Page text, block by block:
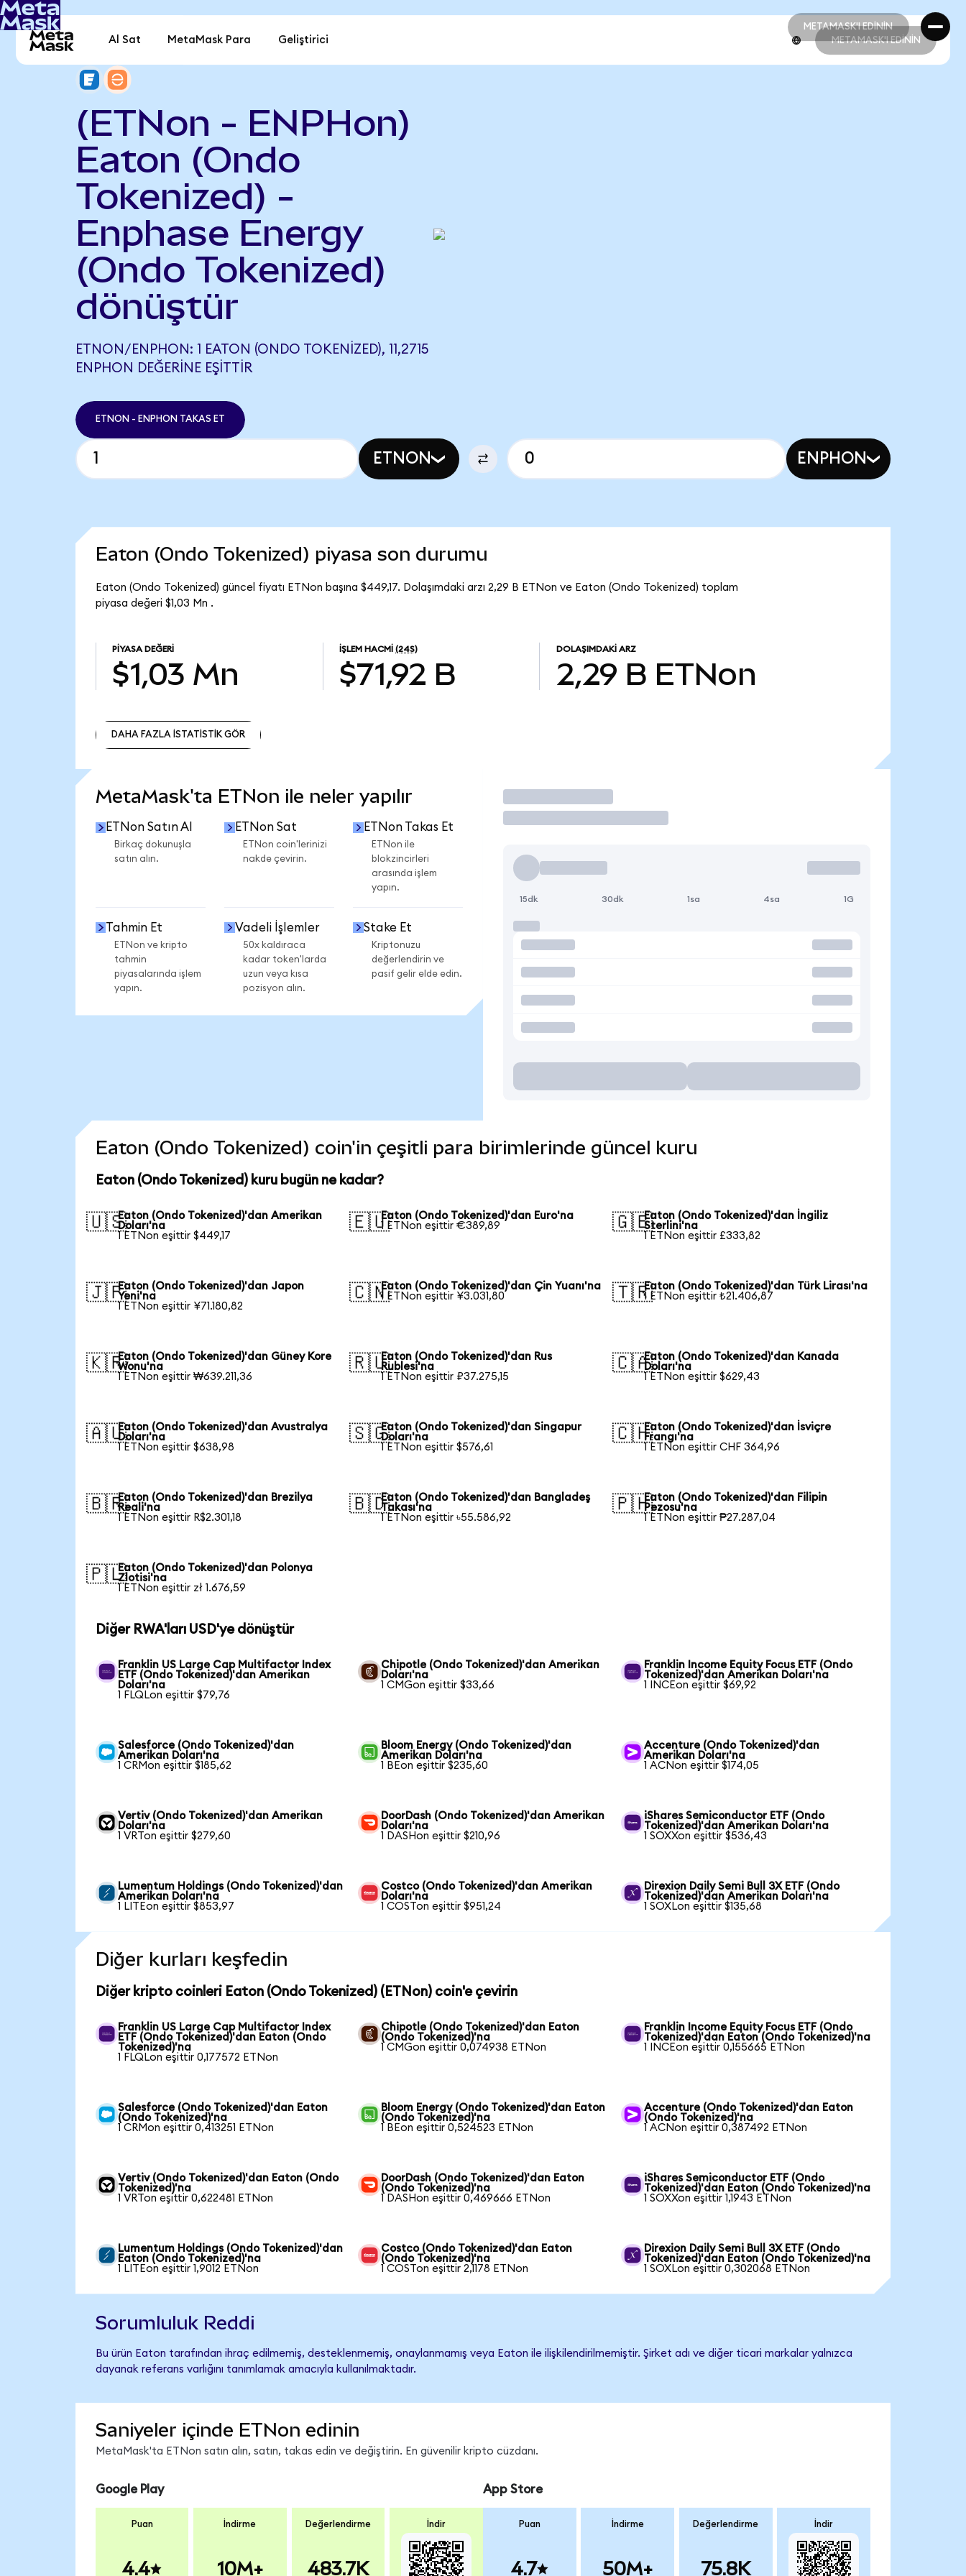
METAMASK'I EDİNİN
METAMASK'I EDİNİN
Al Sat MetaMask Para Geliştirici METAMASK'I EDİNİN
(ETNon - ENPHon)
Eaton (Ondo
Tokenized) -
Enphase Energy
(Ondo Tokenized)
dönüştür
ETNON/ENPHON: 1 EATON (ONDO TOKENIZED), 11,2715
ENPHON DEĞERINE EŞITTIR
ETNON - ENPHON TAKAS ET
ETNON ENPHON
Eaton (Ondo Tokenized) piyasa son durumu
Eaton (Ondo Tokenized) güncel fiyatı ETNon başına $449,17. Dolaşımdaki arzı 2,29 B ETNon ve Eaton (Ondo Tokenized) toplam
piyasa değeri $1,03 Mn .
PIYASA DEĞERI
$1,03 Mn
İŞLEM HACMI (24S)
$71,92 B
DOLAŞIMDAKI ARZ
2,29 B ETNon
DAHA FAZLA İSTATİSTİK GÖR
MetaMask'ta ETNon ile neler yapılır
ETNon Satın Al
Birkaç dokunuşla
satın alın.
ETNon Sat
ETNon coin'lerinizi
nakde çevirin.
ETNon Takas Et
ETNon ile
blokzincirleri
arasında işlem
yapın.
Tahmin Et
ETNon ve kripto
tahmin
piyasalarında işlem
yapın.
Vadeli İşlemler
50x kaldıraca
kadar token'larda
uzun veya kısa
pozisyon alın.
Stake Et
Kriptonuzu
değerlendirin ve
pasif gelir elde edin.
İşlem Yap
15dk 30dk 1sa 4sa 1G
Eaton (Ondo Tokenized) coin'in çeşitli para birimlerinde güncel kuru
Eaton (Ondo Tokenized) kuru bugün ne kadar?
🇺🇸Eaton (Ondo Tokenized)'dan Amerikan
Doları'na
1 ETNon eşittir $449,17
🇪🇺Eaton (Ondo Tokenized)'dan Euro'na
1 ETNon eşittir €389,89
🇬🇧Eaton (Ondo Tokenized)'dan İngiliz
Sterlini'na
1 ETNon eşittir £333,82
🇯🇵Eaton (Ondo Tokenized)'dan Japon
Yeni'na
1 ETNon eşittir ¥71.180,82
🇨🇳Eaton (Ondo Tokenized)'dan Çin Yuanı'na
1 ETNon eşittir ¥3.031,80
🇹🇷Eaton (Ondo Tokenized)'dan Türk Lirası'na
1 ETNon eşittir ₺21.406,87
🇰🇷Eaton (Ondo Tokenized)'dan Güney Kore
Wonu'na
1 ETNon eşittir ₩639.211,36
🇷🇺Eaton (Ondo Tokenized)'dan Rus
Rublesi'na
1 ETNon eşittir ₽37.275,15
🇨🇦Eaton (Ondo Tokenized)'dan Kanada
Doları'na
1 ETNon eşittir $629,43
🇦🇺Eaton (Ondo Tokenized)'dan Avustralya
Doları'na
1 ETNon eşittir $638,98
🇸🇬Eaton (Ondo Tokenized)'dan Singapur
Doları'na
1 ETNon eşittir $576,61
🇨🇭Eaton (Ondo Tokenized)'dan İsviçre
Frangı'na
1 ETNon eşittir CHF 364,96
🇧🇷Eaton (Ondo Tokenized)'dan Brezilya
Reali'na
1 ETNon eşittir R$2.301,18
🇧🇩Eaton (Ondo Tokenized)'dan Bangladeş
Takası'na
1 ETNon eşittir ৳55.586,92
🇵🇭Eaton (Ondo Tokenized)'dan Filipin
Pezosu'na
1 ETNon eşittir ₱27.287,04
🇵🇱Eaton (Ondo Tokenized)'dan Polonya
Zlotisi'na
1 ETNon eşittir zł 1.676,59
Diğer RWA'ları USD'ye dönüştür
Franklin US Large Cap Multifactor Index
ETF (Ondo Tokenized)'dan Amerikan
Doları'na
1 FLQLon eşittir $79,76
Chipotle (Ondo Tokenized)'dan Amerikan
Doları'na
1 CMGon eşittir $33,66
Franklin Income Equity Focus ETF (Ondo
Tokenized)'dan Amerikan Doları'na
1 INCEon eşittir $69,92
Salesforce (Ondo Tokenized)'dan
Amerikan Doları'na
1 CRMon eşittir $185,62
Bloom Energy (Ondo Tokenized)'dan
Amerikan Doları'na
1 BEon eşittir $235,60
Accenture (Ondo Tokenized)'dan
Amerikan Doları'na
1 ACNon eşittir $174,05
Vertiv (Ondo Tokenized)'dan Amerikan
Doları'na
1 VRTon eşittir $279,60
DoorDash (Ondo Tokenized)'dan Amerikan
Doları'na
1 DASHon eşittir $210,96
iShares Semiconductor ETF (Ondo
Tokenized)'dan Amerikan Doları'na
1 SOXXon eşittir $536,43
Lumentum Holdings (Ondo Tokenized)'dan
Amerikan Doları'na
1 LITEon eşittir $853,97
Costco (Ondo Tokenized)'dan Amerikan
Doları'na
1 COSTon eşittir $951,24
Direxion Daily Semi Bull 3X ETF (Ondo
Tokenized)'dan Amerikan Doları'na
1 SOXLon eşittir $135,68
Diğer kurları keşfedin
Diğer kripto coinleri Eaton (Ondo Tokenized) (ETNon) coin'e çevirin
Franklin US Large Cap Multifactor Index
ETF (Ondo Tokenized)'dan Eaton (Ondo
Tokenized)'na
1 FLQLon eşittir 0,177572 ETNon
Chipotle (Ondo Tokenized)'dan Eaton
(Ondo Tokenized)'na
1 CMGon eşittir 0,074938 ETNon
Franklin Income Equity Focus ETF (Ondo
Tokenized)'dan Eaton (Ondo Tokenized)'na
1 INCEon eşittir 0,155665 ETNon
Salesforce (Ondo Tokenized)'dan Eaton
(Ondo Tokenized)'na
1 CRMon eşittir 0,413251 ETNon
Bloom Energy (Ondo Tokenized)'dan Eaton
(Ondo Tokenized)'na
1 BEon eşittir 0,524523 ETNon
Accenture (Ondo Tokenized)'dan Eaton
(Ondo Tokenized)'na
1 ACNon eşittir 0,387492 ETNon
Vertiv (Ondo Tokenized)'dan Eaton (Ondo
Tokenized)'na
1 VRTon eşittir 0,622481 ETNon
DoorDash (Ondo Tokenized)'dan Eaton
(Ondo Tokenized)'na
1 DASHon eşittir 0,469666 ETNon
iShares Semiconductor ETF (Ondo
Tokenized)'dan Eaton (Ondo Tokenized)'na
1 SOXXon eşittir 1,1943 ETNon
Lumentum Holdings (Ondo Tokenized)'dan
Eaton (Ondo Tokenized)'na
1 LITEon eşittir 1,9012 ETNon
Costco (Ondo Tokenized)'dan Eaton
(Ondo Tokenized)'na
1 COSTon eşittir 2,1178 ETNon
Direxion Daily Semi Bull 3X ETF (Ondo
Tokenized)'dan Eaton (Ondo Tokenized)'na
1 SOXLon eşittir 0,302068 ETNon
Sorumluluk Reddi
Bu ürün Eaton tarafından ihraç edilmemiş, desteklenmemiş, onaylanmamış veya Eaton ile ilişkilendirilmemiştir. Şirket adı ve diğer ticari markalar yalnızca
dayanak referans varlığını tanımlamak amacıyla kullanılmaktadır.
Saniyeler içinde ETNon edinin
MetaMask'ta ETNon satın alın, satın, takas edin ve değiştirin. En güvenilir kripto cüzdanı.
Google Play
Puan
4.4
İndirme
10M+
Değerlendirme
483.7K
İndir
App Store
Puan
4.7
İndirme
50M+
Değerlendirme
75.8K
İndir